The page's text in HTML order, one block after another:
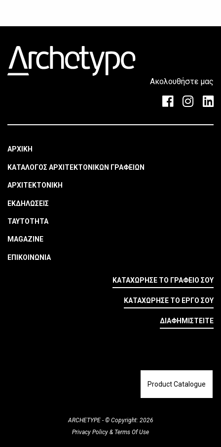
Ακολουθήστε μας
ΑΡΧΙΚΗ
ΚΑΤΑΛΟΓΟΣ ΑΡΧΙΤΕΚΤΟΝΙΚΩΝ ΓΡΑΦΕΙΩΝ
ΑΡΧΙΤΕΚΤΟΝΙΚΗ
ΕΚΔΗΛΩΣΕΙΣ
ΤΑΥΤΟΤΗΤΑ
MAGAZINE
ΕΠΙΚΟΙΝΩΝΙΑ
ΚΑΤΑΧΩΡΗΣΕ ΤΟ ΓΡΑΦΕΙΟ ΣΟΥ
ΚΑΤΑΧΩΡΗΣΕ ΤΟ ΕΡΓΟ ΣΟΥ
ΔΙΑΦΗΜΙΣΤΕΙΤΕ
Product Catalogue
ARCHETYPE - © Copyright: 2026
Privacy Policy & Terms Of Use